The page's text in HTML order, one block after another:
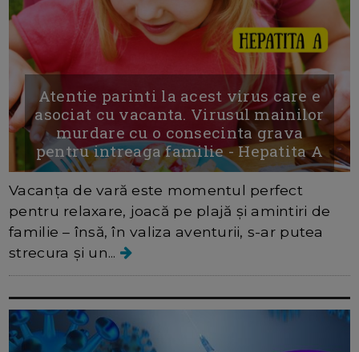
Atentie parinti la acest virus care e
asociat cu vacanta. Virusul mainilor
murdare cu o consecinta grava
pentru intreaga familie - Hepatita A
Vacanța de vară este momentul perfect
pentru relaxare, joacă pe plajă și amintiri de
familie – însă, în valiza aventurii, s-ar putea
strecura și un...